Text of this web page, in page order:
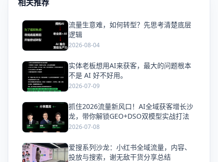
相关推荐
爱
流量生意难，如何转型？先思考清楚底层
逻辑
2026-08-04
爱
实体老板想用AI来获客，最大的问题根本
不是 AI 好不好用。
2026-07-09
抓住2026流量新风口！AI全域获客增长沙
龙，带你解锁GEO+DSO双模型实战打法
2026-07-08
爱
爱搜系列沙龙：小红书全域流量，内容、
投放与搜索，谢无敌干货分享总结